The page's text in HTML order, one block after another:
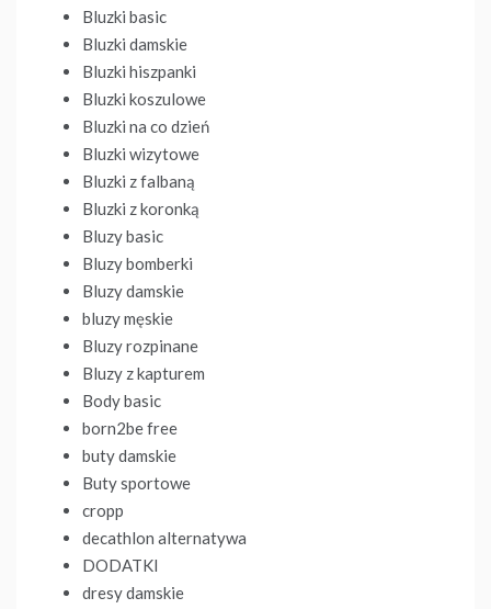
Bluzki basic
Bluzki damskie
Bluzki hiszpanki
Bluzki koszulowe
Bluzki na co dzień
Bluzki wizytowe
Bluzki z falbaną
Bluzki z koronką
Bluzy basic
Bluzy bomberki
Bluzy damskie
bluzy męskie
Bluzy rozpinane
Bluzy z kapturem
Body basic
born2be free
buty damskie
Buty sportowe
cropp
decathlon alternatywa
DODATKI
dresy damskie